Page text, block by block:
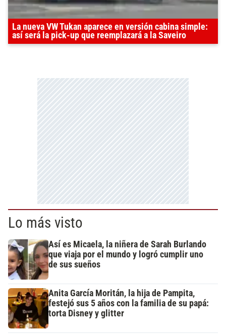
La nueva VW Tukan aparece en versión cabina simple:
así será la pick-up que reemplazará a la Saveiro
Lo más visto
Así es Micaela, la niñera de Sarah Burlando
que viaja por el mundo y logró cumplir uno
de sus sueños
Anita García Moritán, la hija de Pampita,
festejó sus 5 años con la familia de su papá:
torta Disney y glitter